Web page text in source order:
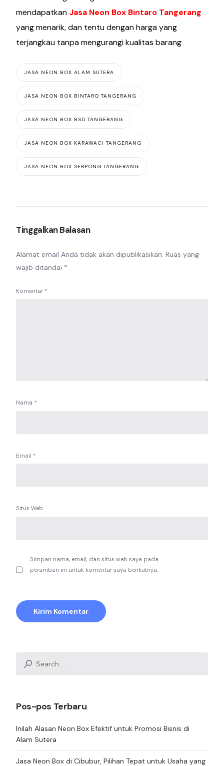
mendapatkan Jasa Neon Box Bintaro Tangerang
yang menarik, dan tentu dengan harga yang
terjangkau tanpa mengurangi kualitas barang
JASA NEON BOX ALAM SUTERA
JASA NEON BOX BINTARO TANGERANG
JASA NEON BOX BSD TANGERANG
JASA NEON BOX KARAWACI TANGERANG
JASA NEON BOX SERPONG TANGERANG
Tinggalkan Balasan
Alamat email Anda tidak akan dipublikasikan. Ruas yang
wajib ditandai *
Komentar *
Nama *
Email *
Situs Web
Simpan nama, email, dan situs web saya pada
peramban ini untuk komentar saya berikutnya.
Search
Pos-pos Terbaru
Inilah Alasan Neon Box Efektif untuk Promosi Bisnis di
Alam Sutera
Jasa Neon Box di Cibubur, Pilihan Tepat untuk Usaha yang